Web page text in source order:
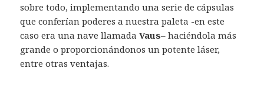
sobre todo, implementando una serie de cápsulas
que conferían poderes a nuestra paleta -en este
caso era una nave llamadaVaus– haciéndola más
grande o proporcionándonos un potente láser,
entre otras ventajas.